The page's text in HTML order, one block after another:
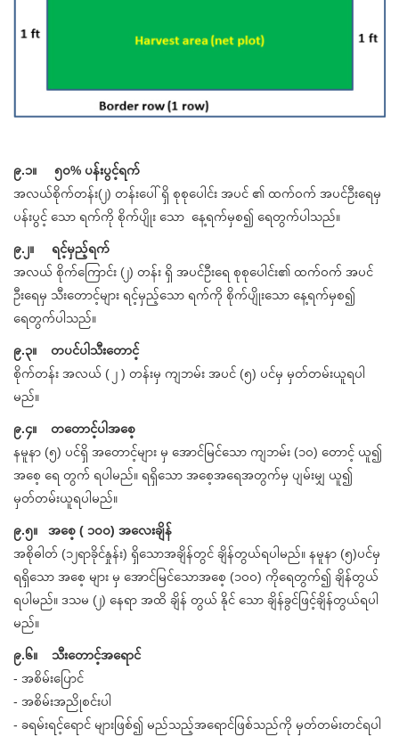
၉.၁။ ၅၀% ပန်းပွင့်ရက်
အလယ်စိုက်တန်း(၂) တန်းပေါ်ရှိ စုစုပေါင်း အပင် ၏ ထက်ဝက် အပင်ဦးရေမှ
ပန်းပွင့် သော ရက်ကို စိုက်ပျိုး သော နေ့ရက်မှစ၍ ရေတွက်ပါသည်။
၉.၂။ ရင့်မှည့်ရက်
အလယ် စိုက်ကြောင်း (၂) တန်း ရှိ အပင်ဦးရေ စုစုပေါင်း၏ ထက်ဝက် အပင်
ဦးရေမှ သီးတောင့်များ ရင့်မှည့်သော ရက်ကို စိုက်ပျိုးသော နေ့ရက်မှစ၍
ရေတွက်ပါသည်။
၉.၃။ တပင်ပါသီးတောင့်
စိုက်တန်း အလယ် ( ၂ ) တန်းမှ ကျဘမ်း အပင် (၅) ပင်မှ မှတ်တမ်းယူရပါ
မည်။
၉.၄။ တတောင့်ပါအစေ့
နမူနာ (၅) ပင်ရှိ အတောင့်များ မှ အောင်မြင်သော ကျဘမ်း (၁၀) တောင့် ယူ၍
အစေ့ ရေ တွက် ရပါမည်။ ရရှိသော အစေ့အရေအတွက်မှ ပျမ်းမျှ ယူ၍
မှတ်တမ်းယူရပါမည်။
၉.၅။ အစေ့ ( ၁၀၀) အလေးချိန်
အစိုဓါတ် (၁၂ရာခိုင်နှုန်း) ရှိသောအချိန်တွင် ချိန်တွယ်ရပါမည်။ နမူနာ (၅)ပင်မှ
ရရှိသော အစေ့ များ မှ အောင်မြင်သောအစေ့ (၁၀၀) ကိုရေတွက်၍ ချိန်တွယ်
ရပါမည်။ ဒသမ (၂) နေရာ အထိ ချိန် တွယ် နိုင် သော ချိန်ခွင်ဖြင့်ချိန်တွယ်ရပါ
မည်။
၉.၆။ သီးတောင့်အရောင်
- အစိမ်းပြောင်
- အစိမ်းအညိုစင်းပါ
- ခရမ်းရင့်ရောင် များဖြစ်၍ မည်သည့်အရောင်ဖြစ်သည်ကို မှတ်တမ်းတင်ရပါ